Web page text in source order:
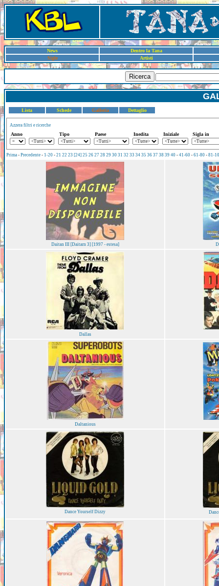
News
Dentro la Tana
Sigle
Artisti
Ricerca
Lista Schede Galleria Dettaglio
Azzera filtri e ricerche
Anno Tipo Paese Inedita Iniziale Sigla in
Prima - Precedente - 1-20 - 21 22 23 [24] 25 26 27 28 29 30 31 32 33 34 35 36 37 38 39 40 - 41-60 - 61-80 - 81-
Daitan III [Daitarn 3] [1997 - estesa]
Dallas
Daltanious
Dance Yourself Dizzy